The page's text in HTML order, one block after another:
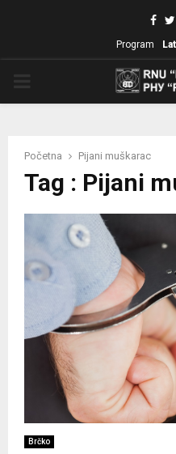
Program
Početna Pijani muškarac
Tag : Pijani
Brčko